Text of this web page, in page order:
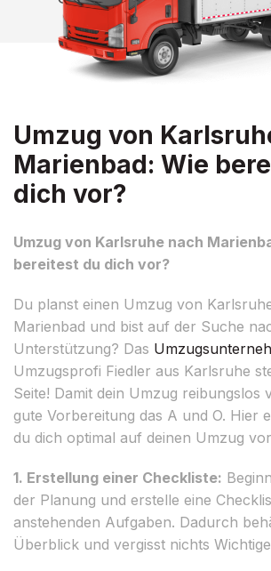
Umzug von
Marienbad: Wie
dich vor?
Umzug von Karlsruhe nach
bereitest du dich vor?
Du planst einen Umzug von
Marienbad und bist auf der Suche
Unterstützung? Das
Umzugsprofi Fiedler aus Karlsruhe
Seite! Damit dein Umzug reibungslos
gute Vorbereitung das A und O. Hier
du dich optimal auf deinen Umzug
1. Erstellung einer Checkliste:
der Planung und erstelle eine
anstehenden Aufgaben. Dadurch
Überblick und vergisst nichts